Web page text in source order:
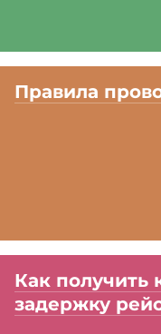
Правила
Как получить
задержку